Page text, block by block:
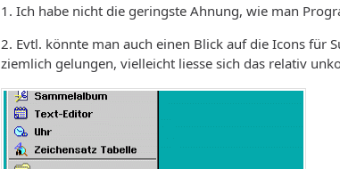
1. Ich habe nicht die geringste Ahnung, wie man
2. Evtl. könnte man auch einen Blick auf die Icons für
ziemlich gelungen, vielleicht liesse sich das relativ